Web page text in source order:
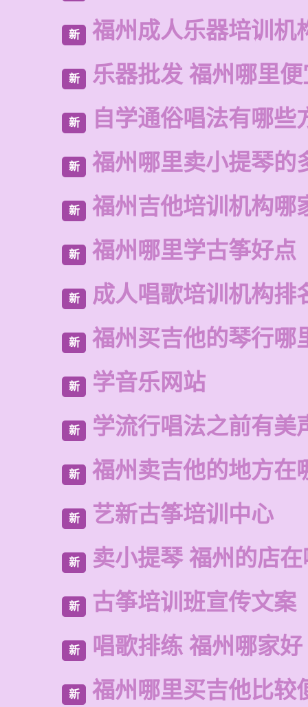
新 福州成人乐器培训机
新 乐器批发 福州哪里
新 自学通俗唱法有哪些
新 福州哪里卖小提琴的
新 福州吉他培训机构哪
新 福州哪里学古筝好点
新 成人唱歌培训机构排
新 福州买吉他的琴行哪
新 学音乐网站
新 学流行唱法之前有美
新 福州卖吉他的地方在
新 艺新古筝培训中心
新 卖小提琴 福州的店
新 古筝培训班宣传文案
新 唱歌排练 福州哪家好
新 福州哪里买吉他比较